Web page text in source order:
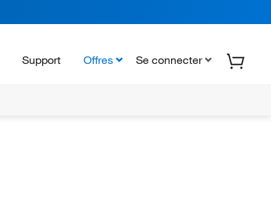
Support Offres Se connecter